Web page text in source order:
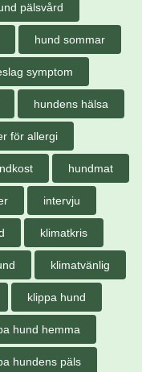
pälsvård
hund sommar
symptom
hundens hälsa
för allergi
hundmat
intervju
klimatkris
klimatvänlig
klippa hund
hund hemma
hundens päls